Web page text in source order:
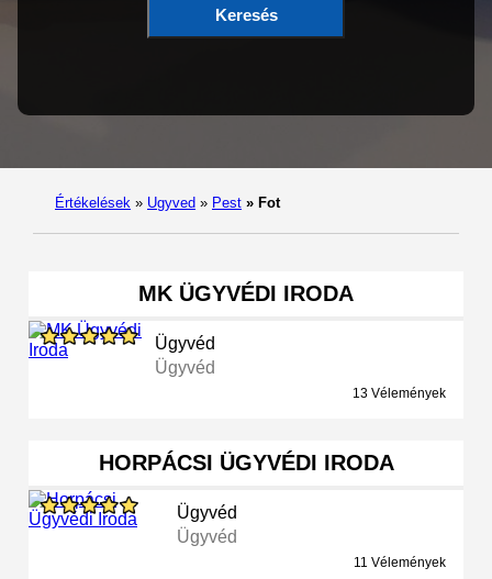
Keresés
Értékelések » Ugyved » Pest » Fot
MK ÜGYVÉDI IRODA
Ügyvéd
Ügyvéd
13 Vélemények
HORPÁCSI ÜGYVÉDI IRODA
Ügyvéd
Ügyvéd
11 Vélemények